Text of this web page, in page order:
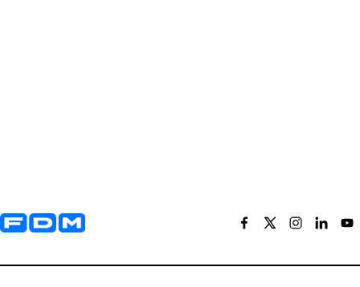
Yderligere information og kontaktoplysninger